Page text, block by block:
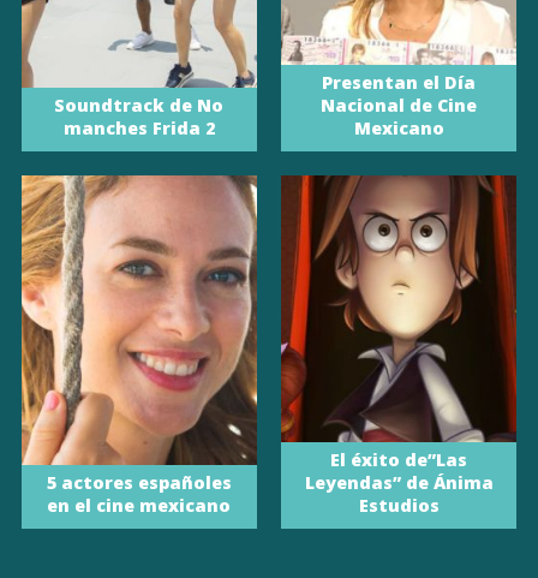
Soundtrack de No
manches Frida 2
Presentan el Día
Nacional de Cine
Mexicano
5 actores españoles
en el cine mexicano
El éxito de”Las
Leyendas” de Ánima
Estudios